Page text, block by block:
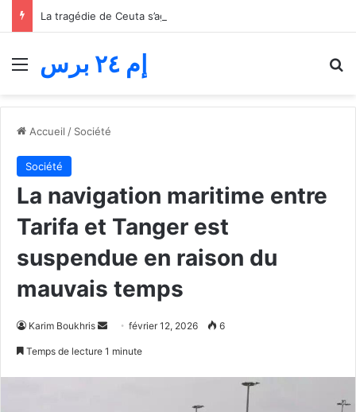
Menu إم ٢٤ برس
Accueil / Société
Société
La navigation maritime entre
Tarifa et Tanger est
suspendue en raison du
mauvais temps
Karim Boukhris
Envoyerfévrier 12, 2026 6
Temps de lecture 1 minute